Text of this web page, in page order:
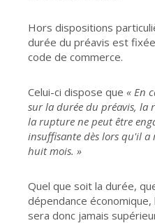
Hors dispositions
durée du préavis est
code de commerce.
Celui-ci dispose que « En
sur la durée du préavis, la
la rupture ne peut être
insuffisante dès lors qu'il a
huit mois. »
Quel que soit la durée,
dépendance
sera donc jamais